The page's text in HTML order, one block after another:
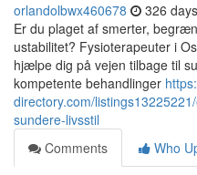
orlandolbwx460678 326
Er du plaget af smerter,
ustabilitet? Fysioterapeuter i
hjælpe dig på vejen tilbage til
kompetente behandlinger
directory.com/
sundere-livsstil
Comments
Who